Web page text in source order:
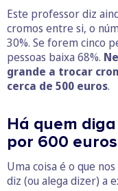
Este professor diz
cromos entre si, o
30%. Se forem cinco
pessoas baixa 68%.
grande a trocar
cerca de 500 euros.
Há quem
por 600
Uma coisa é o que
diz (ou alega dizer) a